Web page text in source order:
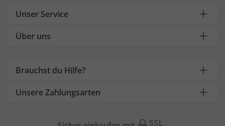
Unser Service
Über uns
Brauchst du Hilfe?
Unsere Zahlungsarten